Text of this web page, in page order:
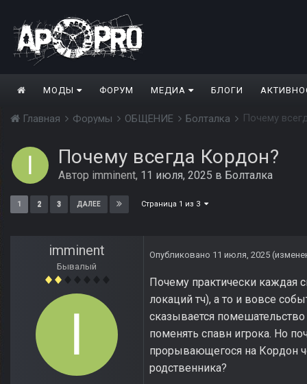
МОДЫ ФОРУМ МЕДИА БЛОГИ
Главная Форумы ОБЩЕНИЕ Болталка Почему
Почему всегда Кордон?
Автор imminent, 11 июля, 2025 в Болталка
1 2 3 ДАЛЕЕ Страница 1 из 3
imminent
Бывалый
Опубликовано 11 июля, 2025
Почему практически каждая
локаций тч), а то и вовсе
сказывается
поменять спавн игрока. Но
прорывающегося на Кордон
родственника?